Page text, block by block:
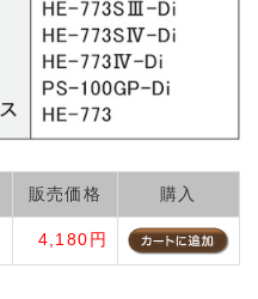
販売価格 購入
4,180円